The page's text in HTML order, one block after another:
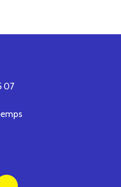
07